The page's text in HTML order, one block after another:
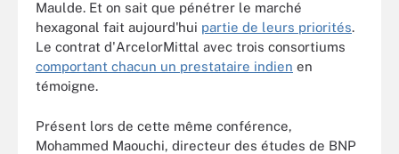
Maulde. Et on sait que pénétrer le marché
hexagonal fait aujourd'hui partie de leurs priorités.
Le contrat d'ArcelorMittal avec trois consortiums
comportant chacun un prestataire indien en
témoigne.
Présent lors de cette même conférence,
Mohammed Maouchi, directeur des études de BNP